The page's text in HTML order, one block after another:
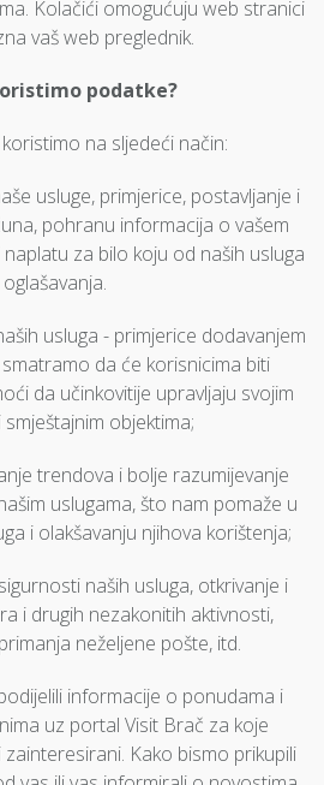
Kolačići omogućuju web stranici
vaš web preglednik.
podatke?
na sljedeći način:
usluge, primjerice, postavljanje i
pohranu informacija o vašem
za bilo koju od naših usluga
oglašavanja.
usluga - primjerice dodavanjem
da će korisnicima biti
da učinkovitije upravljaju svojim
smještajnim objektima;
trendova i bolje razumijevanje
uslugama, što nam pomaže u
i olakšavanju njihova korištenja;
naših usluga, otkrivanje i
i drugih nezakonitih aktivnosti,
neželjene pošte, itd.
informacije o ponudama i
uz portal Visit Brač za koje
Kako bismo prikupili